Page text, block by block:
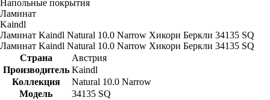
Напольные покрытия
Ламинат
Kaindl
Ламинат Kaindl Natural 10.0 Narrow Хикори Беркли 34135 SQ
Ламинат Kaindl Natural 10.0 Narrow Хикори Беркли 34135 SQ
Страна
Австрия
Производитель Kaindl
Коллекция
Natural 10.0 Narrow
Модель
34135 SQ